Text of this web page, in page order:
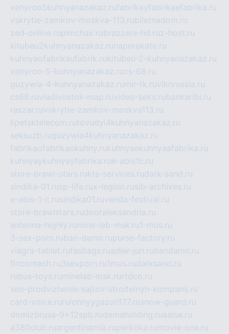
xehyroo5kuhnyanazakaz.rufabrikayfabrikaefabrika.ru
vskrytie-zamkov-moskva-113.rubiletnadom.ru
zed-online.rupimchax.rubrazzers-hd.ruz-host.ru
kitubeu2kuhnyanazakaz.ru naperekate.ru
kuhnyaofabrikaufabrik.rukitubeu-2-kuhnyanazakaz.ru
xehyroo-5-kuhnyanazakaz.rucs-68.ru
guzywia-4-kuhnyanazakaz.ru mir-tk.ruvlknrussia.ru
cs68.ruvladivostok-map.ruvideo-seks.rubankaribi.ru
raszar.ruvskrytie-zamkov-moskva113.ru
lipetsktelecom.rutovudyi4kuhnyanazakaz.ru
seksuzb.ruguzywia4kuhnyanazakaz.ru
fabrikaofabrikaokuhny.rukuhnyaekuhnyaafabrika.ru
kuhnyaykuhnyayfabrika.rue-abis1c.ru
store-brawl-stars.rukts-services.rudark-sand.ru
sindika-01.rusp-life.rux-legion.rusib-archives.ru
e-abis-1-c.rusindika01.ruvenda-festival.ru
store-brawlstars.rudooraleksandria.ru
antenna-highly.ru mine-lab-msk.ru1-mus.ru
3-sex-porn.ruban-damn.rupurse-factory.ru
viagra-tablet.rufasbags.ruadler-jun.rubandamn.ru
fincontech.ru3sexporn.ru1mus.rudarksand.ru
rebus-toys.ru minelab-msk.ru rtdco.ru
seo-prodvizhenie-sajtov-stroitelnyh-kompanij.ru
card-voice.ru rulonnyygazon177.rusnow-guard.ru
domizbrusa-9x12spb.rudemaholding.ruaalse.ru
a380club.ruargentinamia.ruperkoka.ru movie-one.ru